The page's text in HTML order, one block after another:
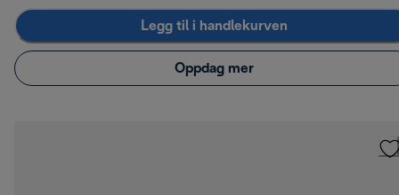
Legg til i handlekurven
Oppdag mer